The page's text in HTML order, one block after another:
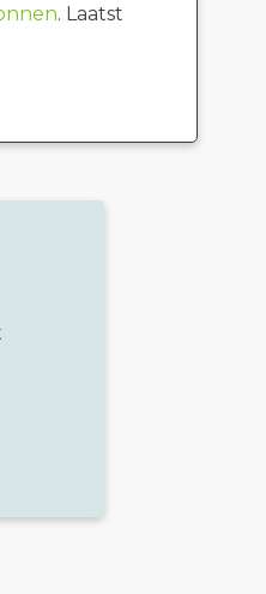
. Laatst